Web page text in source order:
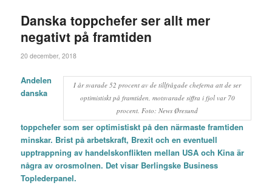
Danska toppchefer ser allt mer
negativt på framtiden
20 december, 2018
I år svarade 52 procent av de tillfrågade cheferna att de ser
optimistiskt på framtiden, motsvarade siffra i fjol var 70
procent. Foto: News Øresund
Andelen
danska
toppchefer som ser optimistiskt på den närmaste framtiden
minskar. Brist på arbetskraft, Brexit och en eventuell
upptrappning av handelskonflikten mellan USA och Kina är
några av orosmolnen. Det visar Berlingske Business
Toplederpanel.